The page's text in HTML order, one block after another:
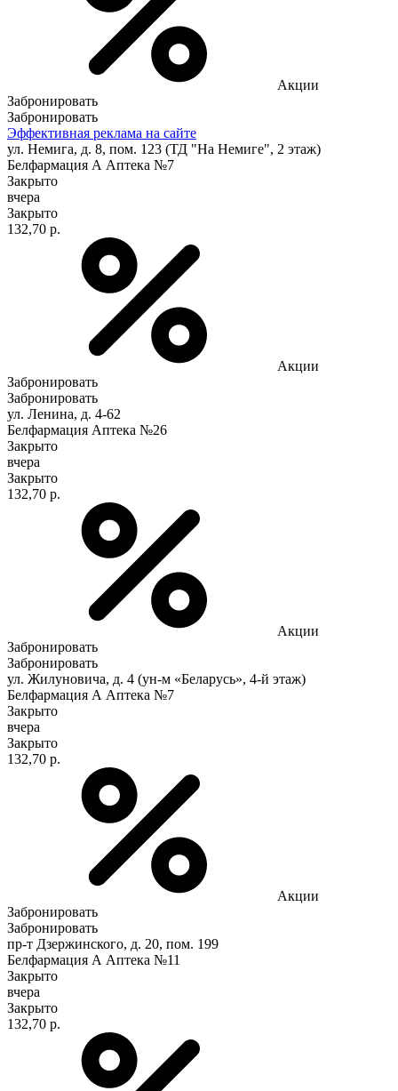
Акции
Забронировать
Забронировать
Эффективная реклама на сайте
ул. Немига, д. 8, пом. 123 (ТД "На Немиге", 2 этаж)
Белфармация А Аптека №7
Закрыто
вчера
Закрыто
132,70 р.
Акции
Забронировать
Забронировать
ул. Ленина, д. 4-62
Белфармация Аптека №26
Закрыто
вчера
Закрыто
132,70 р.
Акции
Забронировать
Забронировать
ул. Жилуновича, д. 4 (ун-м «Беларусь», 4-й этаж)
Белфармация А Аптека №7
Закрыто
вчера
Закрыто
132,70 р.
Акции
Забронировать
Забронировать
пр-т Дзержинского, д. 20, пом. 199
Белфармация А Аптека №11
Закрыто
вчера
Закрыто
132,70 р.